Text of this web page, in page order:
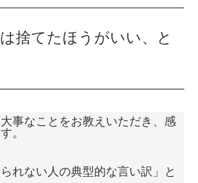
捨てたほうがいい、と
事なことをお教えいただき、感
。
れない人の典型的な言い訳」と